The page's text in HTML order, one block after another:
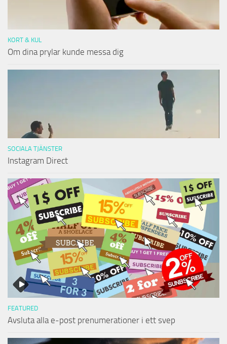
KORT & KUL
Om dina prylar kunde messa dig
SOCIALA TJÄNSTER
Instagram Direct
FEATURED
Avsluta alla e-post prenumerationer i ett svep